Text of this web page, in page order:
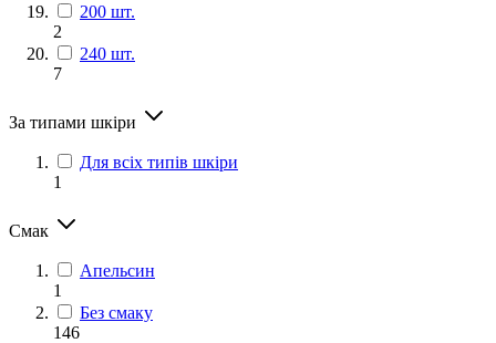
200 шт.
2
240 шт.
7
За типами шкіри
Для всіх типів шкіри
1
Смак
Апельсин
1
Без смаку
146